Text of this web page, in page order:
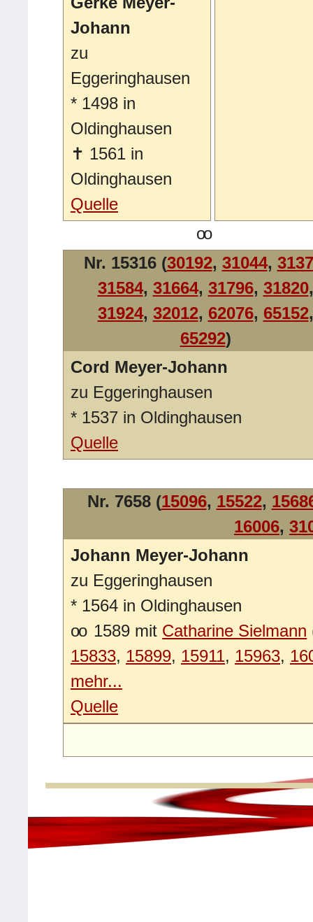
Johann
zu
Eggeringhausen
* 1498 in
Oldinghausen
✝ 1561 in
Oldinghausen
Quelle
oo
Nr. 15316 (30192, 31044,
31584, 31664, 31796, 31820,
31924, 32012, 62076, 65152,
65292)
Cord Meyer-Johann
zu Eggeringhausen
* 1537 in Oldinghausen
Quelle
Nr. 7658 (15096, 15522,
16006,
Johann Meyer-Johann
zu Eggeringhausen
* 1564 in Oldinghausen
oo 1589 mit Catharine Sielmann
15833, 15899, 15911, 15963,
mehr...
Quelle